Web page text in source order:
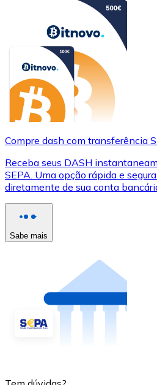
Compre dash com transferência
Receba seus DASH
SEPA. Uma opção rápida e
diretamente de sua conta
Sabe mais